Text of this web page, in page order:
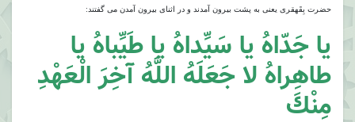
حضرت بِقَهقرى يعنى به پشت بيرون آمدند و در اثناى بيرون آمدن مى گفتند:
يا جَدّاهُ يا سَيِّداهُ يا طَيِّباهُ يا
طاهِراهُ لا جَعَلَهُ اللَّهُ آخِرَ الْعَهْدِ
مِنْكَ